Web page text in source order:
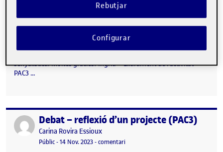
Publicat perPac 3 Formalització del sistema
Publicat per
Ingrid Picanyol Alvarez
Data de publicació7 desembre, 2023 6:11 pm
-comentariel Pac 3 Formalització del sistema
senyalística. Moltes gràcies! Ingrid Lliurament de l'activitat
PAC3 …
Publicat perDebat – reflexió d’un projecte (PAC3)
Publicat per
Carina Rovira Essioux
Visibilitat:
Públic-Data de publicació
14 Nov. 202315 novembre, 2023 12:09 pm
-comentariel Debat – reflexió d’un projecte
Rebutjar
Configurar